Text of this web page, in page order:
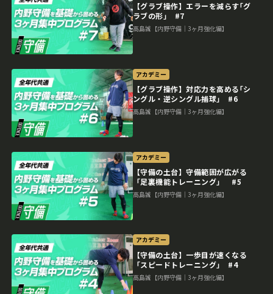
【グラブ操作】エラーを減らす｢グ
ラブの形｣ #7
高島誠【内野守備｜3ヶ月強化編】
アカデミー
【グラブ操作】対応力を高める｢シ
ングル・逆シングル捕球｣ #6
高島誠【内野守備｜3ヶ月強化編】
アカデミー
【守備の土台】守備範囲が広がる
「足裏機能トレーニング」 #5
高島誠【内野守備｜3ヶ月強化編】
アカデミー
【守備の土台】一歩目が速くなる
「スピードトレーニング｣ #4
高島誠【内野守備｜3ヶ月強化編】